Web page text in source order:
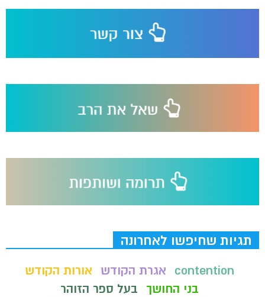
תגיות שחיפשו לאחרונה
contention אגרת הקודש
אורות הקודש
בני החושך
בעל ספר הזוהר